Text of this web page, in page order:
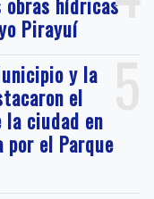
hídricas
Pirayuí
5
y la
el
ciudad en
por el Parque